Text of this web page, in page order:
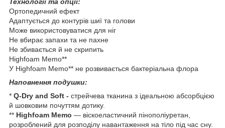
Ортопедичний ефект
Адаптується до контурів шиї та голови
Може використовуватися для ніг
Не вбирає запахи та не пахне
Не збивається й не скрипить
Highfoam Memo**
У Highfoam Memo** не розвивається бактеріальна флора
Наповнення подушки:
* Q-Dry and Soft - стрейчева тканина з ідеальною абсорбцією
й шовковим почуттям дотику.
** Highfoam Memo — віскоеластичний пінополіуретан,
розроблений для розподілу навантаження на тіло під час сну.